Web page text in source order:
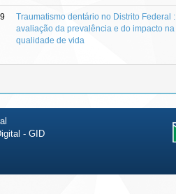
Traumatismo dentário no Distrito Federal :
avaliação da prevalência e do impacto na
qualidade de vida
- GID